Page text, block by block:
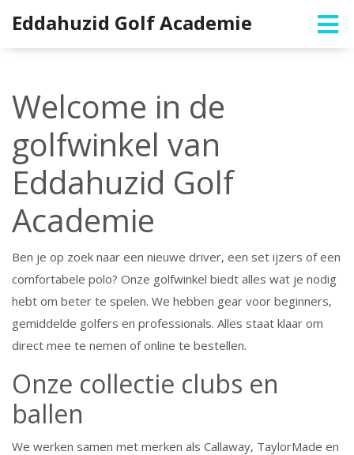
Eddahuzid Golf Academie
Welcome in de
golfwinkel van
Eddahuzid Golf
Academie
Ben je op zoek naar een nieuwe driver, een set ijzers of een
comfortabele polo? Onze golfwinkel biedt alles wat je nodig
hebt om beter te spelen. We hebben gear voor beginners,
gemiddelde golfers en professionals. Alles staat klaar om
direct mee te nemen of online te bestellen.
Onze collectie clubs en
ballen
We werken samen met merken als Callaway, TaylorMade en